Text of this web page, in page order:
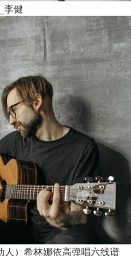
李健
人）希林娜依高弹唱六线谱